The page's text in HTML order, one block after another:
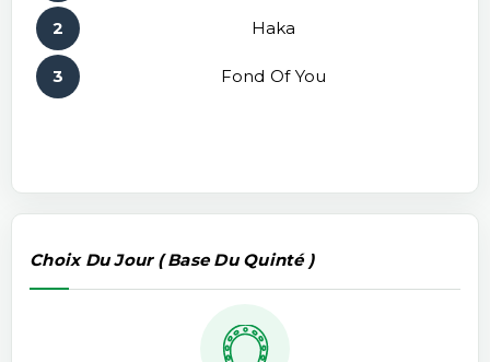
2 Haka
3 Fond Of You
Choix Du Jour ( Base Du Quinté )